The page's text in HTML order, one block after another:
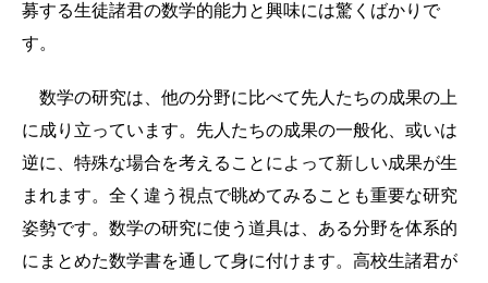
募する生徒諸君の数学的能力と興味には驚くばかりで
す。
数学の研究は、他の分野に比べて先人たちの成果の上
に成り立っています。先人たちの成果の一般化、或いは
逆に、特殊な場合を考えることによって新しい成果が生
まれます。全く違う視点で眺めてみることも重要な研究
姿勢です。数学の研究に使う道具は、ある分野を体系的
にまとめた数学書を通して身に付けます。高校生諸君が